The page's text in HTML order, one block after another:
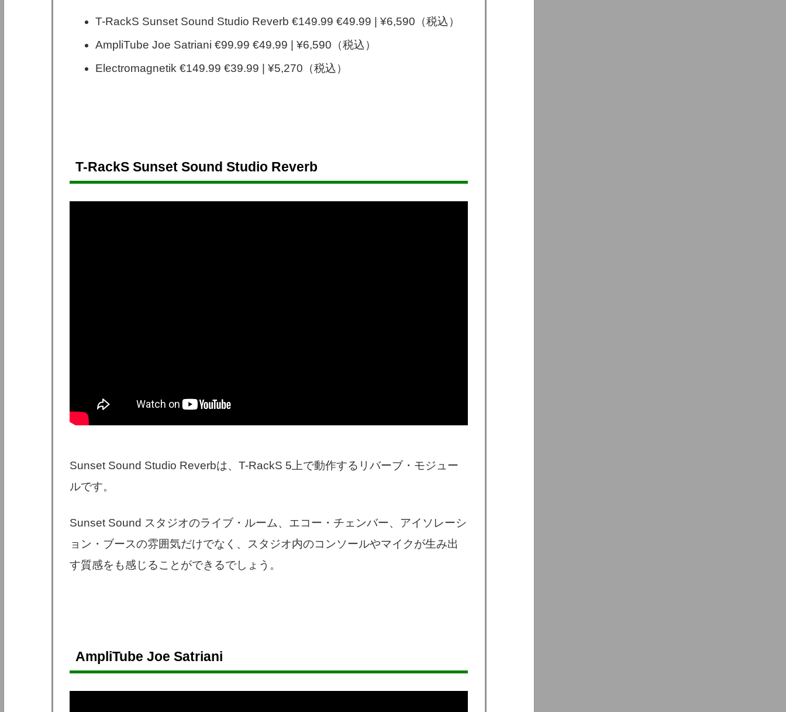
T-RackS Sunset Sound Studio Reverb €149.99 €49.99 | ¥6,590（税込）
AmpliTube Joe Satriani €99.99 €49.99 | ¥6,590（税込）
Electromagnetik €149.99 €39.99 | ¥5,270（税込）
T-RackS Sunset Sound Studio Reverb
Sunset Sound Studio Reverbは、T-RackS 5上で動作するリバーブ・モジュー
ルです。
Sunset Sound スタジオのライブ・ルーム、エコー・チェンバー、アイソレーシ
ョン・ブースの雰囲気だけでなく、スタジオ内のコンソールやマイクが生み出
す質感をも感じることができるでしょう。
AmpliTube Joe Satriani